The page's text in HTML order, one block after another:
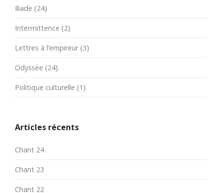
Iliade (24)
Intermittence (2)
Lettres à l’empireur(3)
Odyssée (24)
Politique culturelle (1)
Articles récents
Chant 24
Chant 23
Chant 22